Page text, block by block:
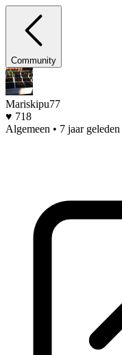
Community
Mariskipu77
♥ 718
Algemeen • 7 jaar geleden